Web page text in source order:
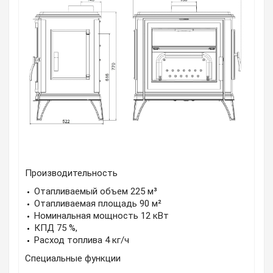
Производительность
Отапливаемый объем 225 м³
Отапливаемая площадь 90 м²
Номинальная мощность 12 кВт
КПД 75 %,
Расход топлива 4 кг/ч
Специальные функции